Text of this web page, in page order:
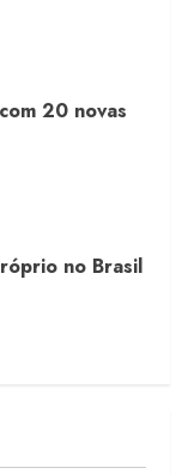
20 novas
no Brasil